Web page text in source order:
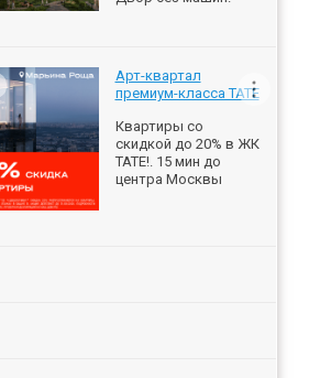
Арт-квартал
премиум-класса ТАТЕ
Квартиры со
скидкой до 20% в ЖК
ТАТЕ!. 15 мин до
центра Москвы